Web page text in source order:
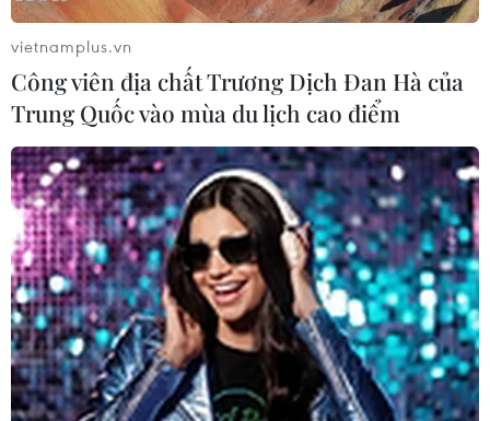
Bí quyết để có thể trở thành một Ông già
Noel hoàn hảo
23/11/2017 09:00
vietnamplus.vn
Công viên địa chất Trương Dịch Đan Hà của
Trung Quốc vào mùa du lịch cao điểm